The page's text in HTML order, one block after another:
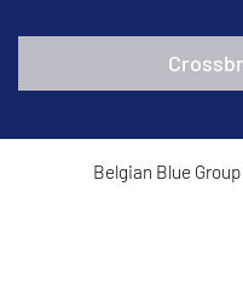
Belgian Blue Group